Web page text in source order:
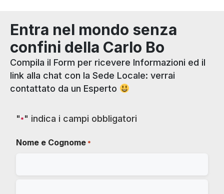
Entra nel mondo senza
confini della Carlo Bo
Compila il Form per ricevere Informazioni ed il
link alla chat con la Sede Locale: verrai
contattato da un Esperto
"*" indica i campi obbligatori
Nome e Cognome *